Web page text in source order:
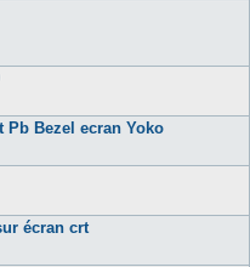
Pb Bezel ecran Yoko
écran crt